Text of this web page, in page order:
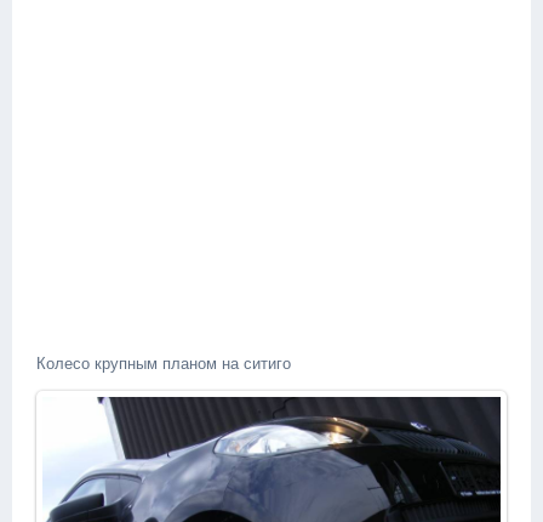
Колесо крупным планом на ситиго